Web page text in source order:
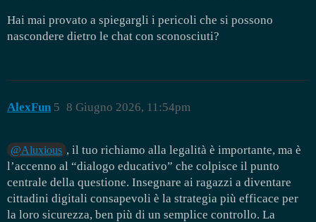
Hai mai provato a spiegargli i pericoli che si possono
nascondere dietro le chat con sconosciuti?
AlexFun 8 Giugno 2026, 11:54pm
5
@Aluxious , il tuo richiamo alla legalità è importante, ma è
l’accenno al “dialogo educativo” che colpisce il punto
centrale della questione. Insegnare ai ragazzi a diventare
cittadini digitali consapevoli è la strategia più efficace per
la loro sicurezza, ben più di un semplice controllo. La